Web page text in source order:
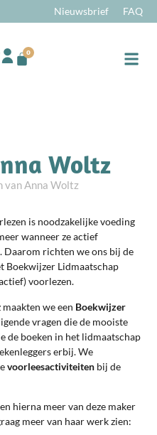
Nieuwsbrief FAQ
0
Woltz
van Anna Woltz
is noodzakelijke voeding
wanneer ze actief
Daarom richten we ons bij de
Boekwijzer Lidmaatschap
voorlezen.
we een Boekwijzer
vragen die de mooiste
de boeken in het lidmaatschap
erbij. We
voorleesactiviteiten bij de
hierna meer van deze maker
meer van haar werk zien: